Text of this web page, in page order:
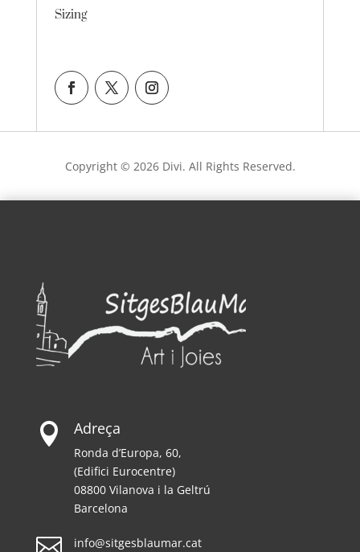
Sizing
Copyright © 2026 Divi. All Rights Reserved.
 Adreça
Ronda d’Europa, 60,
(Edifici Eurocentre)
08800 Vilanova i la Geltrú
Barcelona
 info@sitgesblaumar.cat